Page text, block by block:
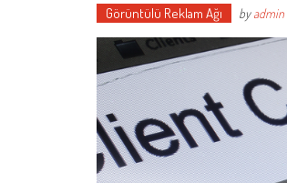
Görüntülü Reklam Ağı byadmin